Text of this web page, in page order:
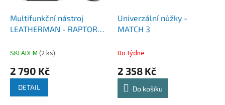
Multifunkční nástroj
LEATHERMAN - RAPTOR
Multitool
SKLADEM (2 ks)
2 790 Kč
DETAIL
Univerzální nůžky -
MATCH 3
Do týdne
2 358 Kč
Do košíku